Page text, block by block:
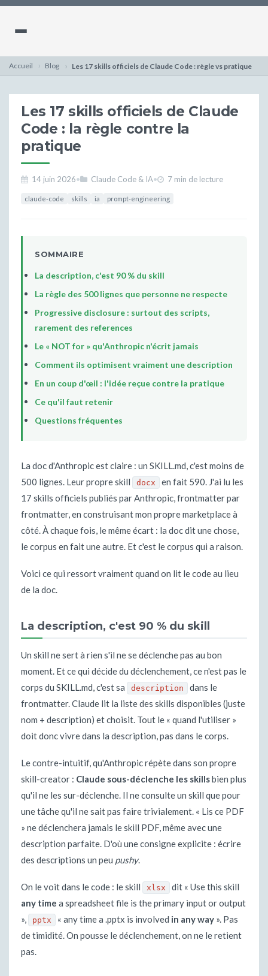
Accueil Blog Les 17 skills officiels de Claude Code : règle vs pratique
Les 17 skills officiels de Claude
Code : la règle contre la
pratique
14 juin 2026• Claude Code & IA• 7 min de lecture
claude-code skills ia prompt-engineering
SOMMAIRE
La description, c'est 90 % du skill
La règle des 500 lignes que personne ne respecte
Progressive disclosure : surtout des scripts,
rarement des references
Le « NOT for » qu'Anthropic n'écrit jamais
Comment ils optimisent vraiment une description
En un coup d'œil : l'idée reçue contre la pratique
Ce qu'il faut retenir
Questions fréquentes
La doc d'Anthropic est claire : un SKILL.md, c'est moins de
500 lignes. Leur propre skill
docx
en fait 590. J'ai lu les
17 skills officiels publiés par Anthropic, frontmatter par
frontmatter, en construisant mon propre marketplace à
côté. À chaque fois, le même écart : la doc dit une chose,
le corpus en fait une autre. Et c'est le corpus qui a raison.
Voici ce qui ressort vraiment quand on lit le code au lieu
de la doc.
La description, c'est 90 % du skill
Un skill ne sert à rien s'il ne se déclenche pas au bon
moment. Et ce qui décide du déclenchement, ce n'est pas le
corps du SKILL.md, c'est sa
description
dans le
frontmatter. Claude lit la liste des skills disponibles (juste
nom + description) et choisit. Tout le « quand l'utiliser »
doit donc vivre dans la description, pas dans le corps.
Le contre-intuitif, qu'Anthropic répète dans son propre
skill-creator : Claude sous-déclenche les skillsbien plus
qu'il ne les sur-déclenche. Il ne consulte un skill que pour
une tâche qu'il ne sait pas faire trivialement. « Lis ce PDF
» ne déclenchera jamais le skill PDF, même avec une
description parfaite. D'où une consigne explicite : écrire
des descriptions un peu pushy.
On le voit dans le code : le skill xlsx
dit « Use this skill
any time a spreadsheet file is the primary input or output
»,
pptx « any time a .pptx is involved in any way ». Pas
de timidité. On pousse le déclenchement, on ne le retient
pas.